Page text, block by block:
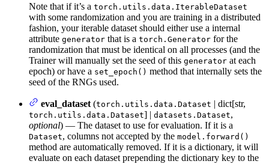
Note that if it’s a torch.utils.data.IterableDataset
with some randomization and you are training in a distributed
fashion, your iterable dataset should either use a internal
attribute generator that is a torch.Generator for the
randomization that must be identical on all processes (and the
Trainer will manually set the seed of this generator at each
epoch) or have a set_epoch() method that internally sets the
seed of the RNGs used.
eval_dataset (torch.utils.data.Dataset | dict[str,
torch.utils.data.Dataset] | datasets.Dataset,
optional) — The dataset to use for evaluation. If it is a
Dataset, columns not accepted by the model.forward()
method are automatically removed. If it is a dictionary, it will
evaluate on each dataset prepending the dictionary key to the